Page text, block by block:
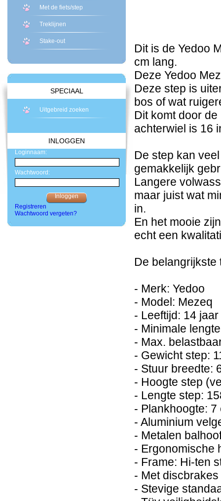
Met de fiets/step
Treklijnen
Stake-out
SPECIAAL
Uitgebreid zoeken
INLOGGEN
Loginnaam:
Wachtwoord:
Registreren
Wachtwoord vergeten?
Dit is de Yedoo
cm lang.
Deze Yedoo
Deze step is
bos of wat
Dit komt door
achterwiel is 16
De step kan
gemakkelijk
Langere
maar juist wat
in.
En het mooie
echt een
De belangrijkste
- Merk: Yedoo
- Model: Mezeq
- Leeftijd: 14
- Minimale
- Max.
- Gewicht step:
- Stuur breedte:
- Hoogte step
- Lengte step:
- Plankhoogte: 7
- Aluminium
- Metalen
- Ergonomische
- Frame: Hi-ten
- Met
- Stevige